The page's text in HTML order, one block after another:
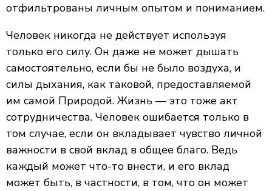
отфильтрованы личным опытом и пониманием.
Человек никогда не действует используя
только его силу. Он даже не может дышать
самостоятельно, если бы не было воздуха, и
силы дыхания, как таковой, предоставляемой
им самой Природой. Жизнь — это тоже акт
сотрудничества. Человек ошибается только в
том случае, если он вкладывает чувство личной
важности в свой вклад в общее благо. Ведь
каждый может что-то внести, и его вклад
может быть, в частности, в том, что он может